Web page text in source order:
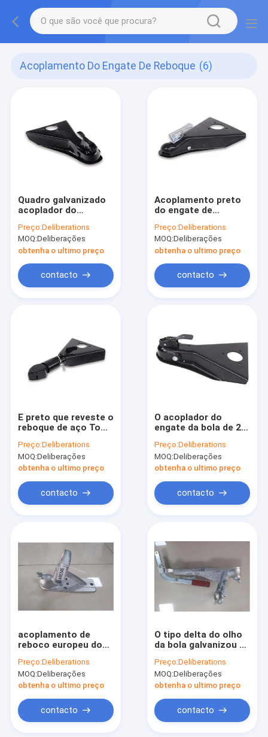
Acoplamento Do Engate De Reboque (6)
Quadro galvanizado
acoplador do
do engate reboque
do padrão 2-5/16 de”
Preço:Deliberations
MOQ:Deliberações
obtenha o ultimo preço
contacto
Acoplamento preto
do engate de
altura de 17
polegadas acoplador
do reboque de 5000
libras
Preço:Deliberations
MOQ:Deliberações
obtenha o ultimo preço
contacto
E preto que reveste o
reboque de aço Tow
acoplamento do
engate de reboque
12500lbs
Preço:Deliberations
MOQ:Deliberações
obtenha o ultimo preço
contacto
O acoplador do
engate da bola de 2
TS16949 8000lbs
personalizou o
acoplador do
Preço:Deliberations
MOQ:Deliberações
obtenha o ultimo preço
contacto
acoplamento de
reboco europeu do
fechamento 3500kg
do acoplador do
reboque de
Preço:Deliberations
MOQ:Deliberações
obtenha o ultimo preço
contacto
O tipo delta do olho
da bola galvanizou o
que acopla 1000-
3000kg
Preço:Deliberations
MOQ:Deliberações
obtenha o ultimo preço
contacto